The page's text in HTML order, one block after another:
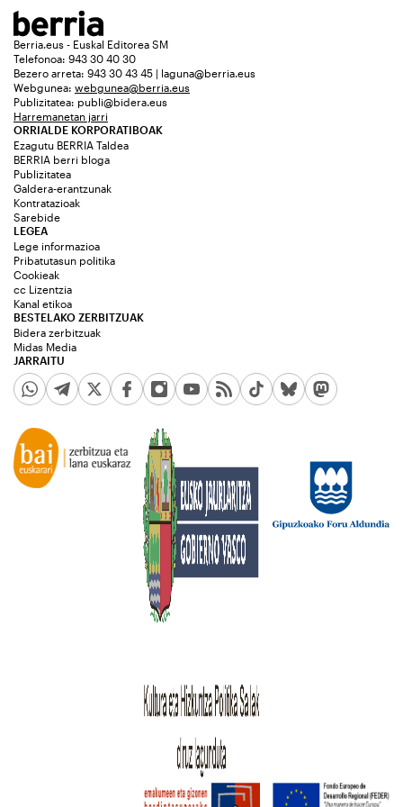
Berria.eus - Euskal Editorea SM
Telefonoa: 943 30 40 30
Bezero arreta: 943 30 43 45 | laguna@berria.eus
Webgunea: webgunea@berria.eus
Publizitatea: publi@bidera.eus
Harremanetan jarri
ORRIALDE KORPORATIBOAK
Ezagutu BERRIA Taldea
BERRIA berri bloga
Publizitatea
Galdera-erantzunak
Kontratazioak
Sarebide
JARRAITU
LEGEA
Lege informazioa
Pribatutasun politika
Cookieak
cc Lizentzia
Kanal etikoa
BESTELAKO ZERBITZUAK
Bidera zerbitzuak
Midas Media